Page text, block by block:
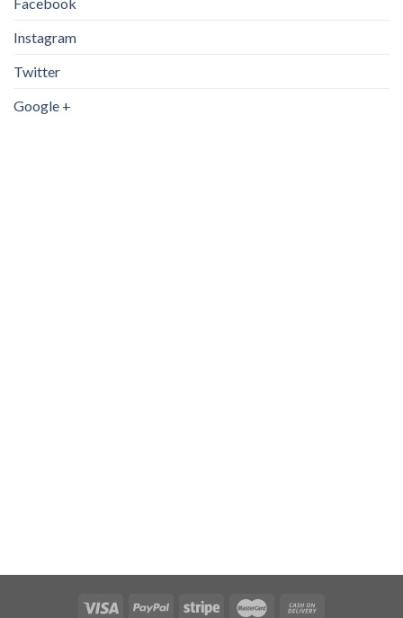
Facebook
Instagram
Twitter
Google +